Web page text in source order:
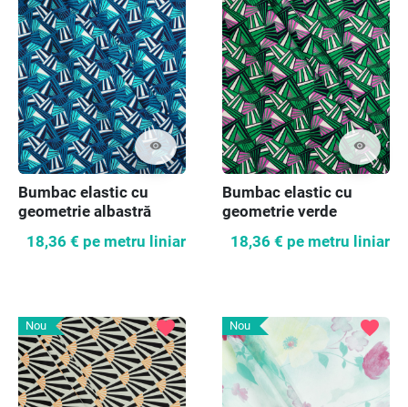
visibility
Bumbac elastic cu
geometrie albastră
18,36 € pe metru liniar
visibility
Bumbac elastic cu
geometrie verde
18,36 € pe metru liniar
Nou favorite Nou favorite